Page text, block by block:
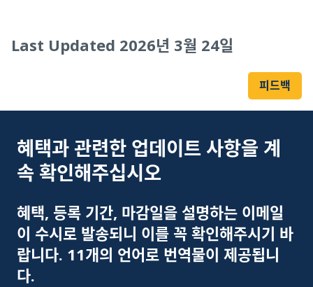
Last Updated 2026년 3월 24일
피드백
혜택과 관련한 업데이트 사항을 계
속 확인해주십시오
혜택, 등록 기간, 마감일을 설명하는 이메일
이 수시로 발송되니 이를 꼭 확인해주시기 바
랍니다. 11개의 언어로 번역물이 제공됩니
다.